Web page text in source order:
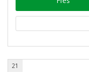
21